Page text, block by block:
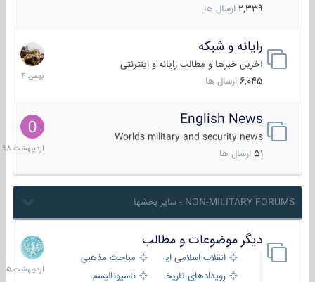
2,339 ارسال ها
رایانه و شبکه
آخرین خبرها و مطالب رایانه و اینترنتی
6,045 ارسال ها
30
بهمن
1404
English News
Worlds military and security news
51 ارسال ها
10
1398
NON-MILITARY FORUMS - سایر بخشها
دیگر موضوعات و مطالب
انقلاب اسلامی ایران
مباحث مذهبی
رویدادهای تاریخی و مذهبیناسیونالیسم
8
1405